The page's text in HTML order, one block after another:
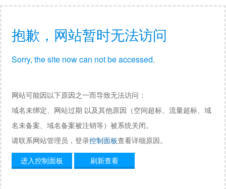
抱歉，网站暂时无法访问
Sorry, the site now can not be accessed.
网站可能因以下原因之一而导致无法访问：
域名未绑定、网站过期 以及其他原因（空间超标、流量超标、域
名未备案、域名备案被注销等）被系统关闭。
请联系网站管理员，登录控制面板查看详细原因。
进入控制面板
刷新查看